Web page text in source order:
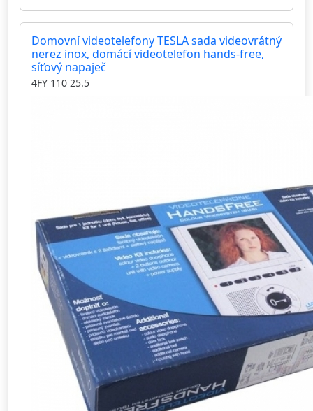
Domovní videotelefony TESLA sada videovrátný
nerez inox, domácí videotelefon hands-free,
síťový napaječ
4FY 110 25.5